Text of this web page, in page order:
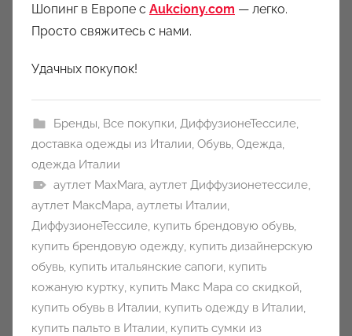
Шопинг в Европе с Aukciony.com — легко.
Просто свяжитесь с нами.
Удачных покупок!
Бренды, Все покупки, ДиффузионеТессиле,
доставка одежды из Италии, Обувь, Одежда,
одежда Италии
аутлет MaxMara, аутлет Диффузионетессиле,
аутлет МаксМара, аутлеты Италии,
ДиффузионеТессиле, купить брендовую обувь,
купить брендовую одежду, купить дизайнерскую
обувь, купить итальянские сапоги, купить
кожаную куртку, купить Макс Мара со скидкой,
купить обувь в Италии, купить одежду в Италии,
купить пальто в Италии, купить сумки из